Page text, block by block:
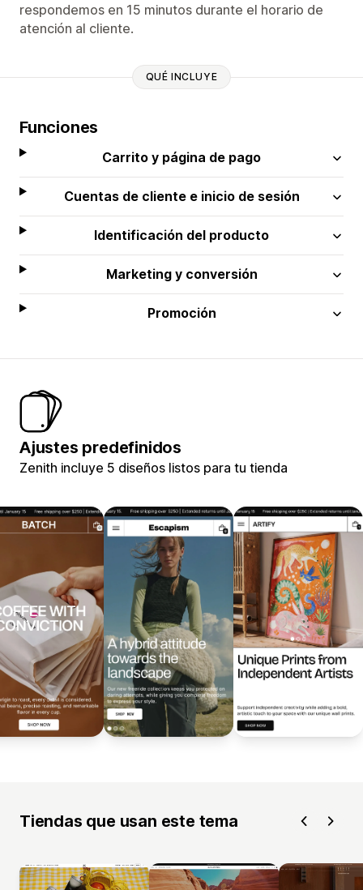
respondemos en 15 minutos durante el horario de
atención al cliente.
QUÉ INCLUYE
Funciones
Carrito y página de pago
Cuentas de cliente e inicio de sesión
Identificación del producto
Marketing y conversión
Promoción
Ajustes predefinidos
Zenith incluye 5 diseños listos para tu tienda
Tiendas que usan este tema